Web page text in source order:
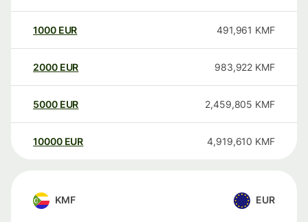
1000 EUR 491,961 KMF
2000 EUR 983,922 KMF
5000 EUR 2,459,805 KMF
10000 EUR 4,919,610 KMF
KMF EUR